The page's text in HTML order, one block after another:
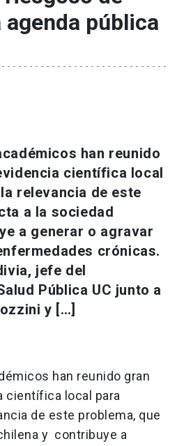
pública
han reunido
científica local
relevancia de este
a la sociedad
a generar o agravar
crónicas.
jefe del
Pública UC junto a
y […]
han reunido gran
científica local para
de este problema, que
y contribuye a